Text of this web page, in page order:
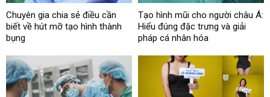
Chuyên gia chia sẻ điều cần
biết về hút mỡ tạo hình thành
bụng
Tạo hình mũi cho người châu Á:
Hiểu đúng đặc trưng và giải
pháp cá nhân hóa